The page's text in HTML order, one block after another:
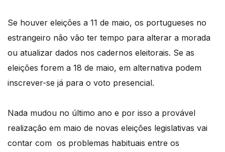
Se houver eleições a 11 de maio, os portugueses no
estrangeiro não vão ter tempo para alterar a morada
ou atualizar dados nos cadernos eleitorais. Se as
eleições forem a 18 de maio, em alternativa podem
inscrever-se já para o voto presencial.
Nada mudou no último ano e por isso a provável
realização em maio de novas eleições legislativas vai
contar com os problemas habituais entre os